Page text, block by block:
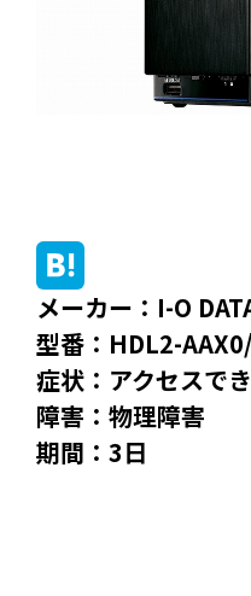
メーカー：I-O
型番：HDL2-
症状：アクセスで
障害：物理障害
期間：3日